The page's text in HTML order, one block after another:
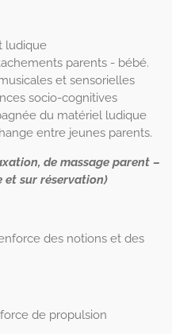
ludique
parents - bébé.
et sensorielles
socio-cognitives
du matériel ludique
entre jeunes parents.
de massage parent –
et sur réservation)
des notions et des
de propulsion